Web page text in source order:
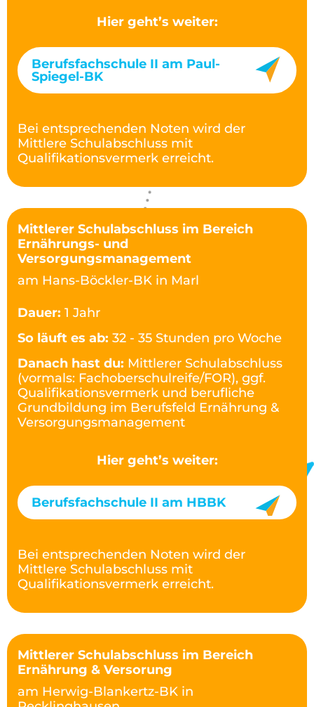
Hier geht’s weiter:
Berufsfachschule II am Paul-
Spiegel-BK
Bei entsprechenden Noten wird der
Mittlere Schulabschluss mit
Qualifikationsvermerk erreicht.
Mittlerer Schulabschluss im Bereich
Ernährungs- und
Versorgungsmanagement
am Hans-Böckler-BK in Marl
Dauer: 1 Jahr
So läuft es ab: 32 - 35 Stunden pro Woche
Danach hast du: Mittlerer Schulabschluss
(vormals: Fachoberschulreife/FOR), ggf.
Qualifikationsvermerk und berufliche
Grundbildung im Berufsfeld Ernährung &
Versorgungsmanagement
Hier geht’s weiter:
Berufsfachschule II am HBBK
Bei entsprechenden Noten wird der
Mittlere Schulabschluss mit
Qualifikationsvermerk erreicht.
Mittlerer Schulabschluss im Bereich
Ernährung & Versorung
am Herwig-Blankertz-BK in